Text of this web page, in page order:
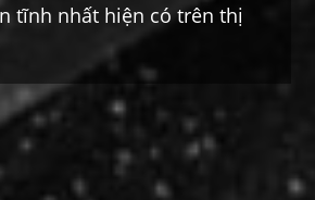
tĩnh nhất hiện có trên thị